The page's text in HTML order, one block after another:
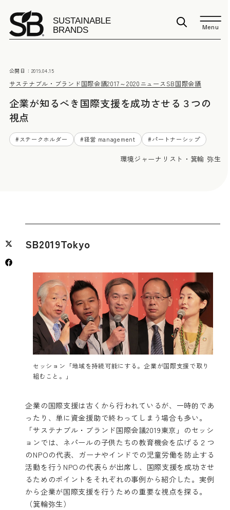
Menu
サステナブル・ブランド国際会議2017～2020 ニュースSB国際会議
公開日： 2019.04.15
企業が知るべき国際支援を成功させる３つの
視点
#ステークホルダー #経営 management #パートナーシップ
環境ジャーナリスト・箕輪 弥生
SB2019Tokyo
セッション「地域を持続可能にする。企業が国際支援で取り
組むこと。」
企業の国際支援は古くから行われているが、一時的であ
ったり、単に資金援助で終わってしまう場合も多い。
「サステナブル・ブランド国際会議2019東京」のセッシ
ョンでは、ネパールの子供たちの教育機会を広げる２つ
のNPOの代表、ガーナやインドでの児童労働を防止する
活動を行うNPOの代表らが出席し、国際支援を成功させ
るためのポイントをそれぞれの事例から紹介した。実例
から企業が国際支援を行うための重要な視点を探る。
（箕輪弥生）